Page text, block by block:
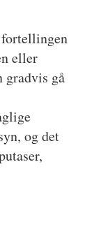
eller
gradvis gå
og det